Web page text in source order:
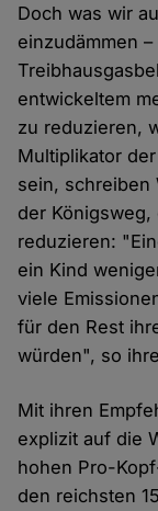
Doch was wir
einzudämmen
entwickeltem
zu reduzieren,
Multiplikator
sein, schreiben
der
reduzieren:
ein Kind
viele
für den Rest
würden", so
Mit ihren
explizit auf die
hohen Pro-
den reichsten